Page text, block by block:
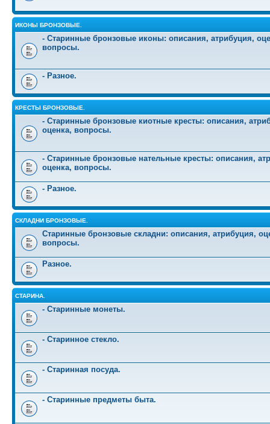
ИКОНЫ БРОНЗОВЫЕ.
- Старинные бронзовые иконы: описания, атрибуция,
вопросы.
- Разное.
КРЕСТЫ БРОНЗОВЫЕ.
- Старинные бронзовые киотные кресты: описания,
оценка, вопросы.
- Старинные бронзовые нательные кресты: описания,
оценка, вопросы.
- Разное.
СКЛАДНИ БРОНЗОВЫЕ.
Старинные бронзовые складни: описания, атрибуция,
вопросы.
Разное.
СТАРИНА.
- Старинные монеты.
- Старинное стекло.
- Старинная посуда.
- Старинные предметы быта.